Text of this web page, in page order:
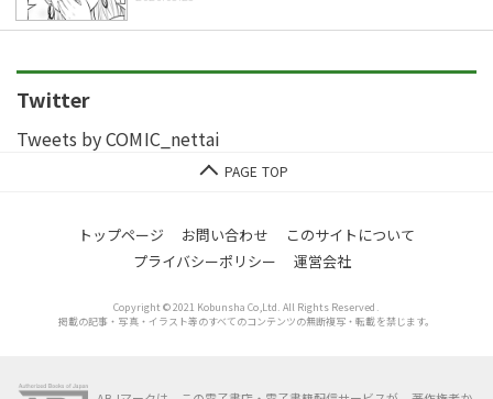
Twitter
Tweets by COMIC_nettai
トップページ お問い合わせ
このサイトについて
プライバシーポリシー
運営会社
Copyright © 2021 Kobunsha Co,Ltd. All Rights Reserved.
掲載の記事・写真・イラスト等のすべてのコンテンツの無断複写・転載を禁じます。